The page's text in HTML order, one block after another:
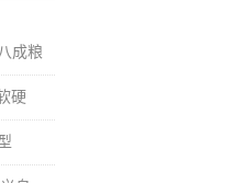
成粮
硬